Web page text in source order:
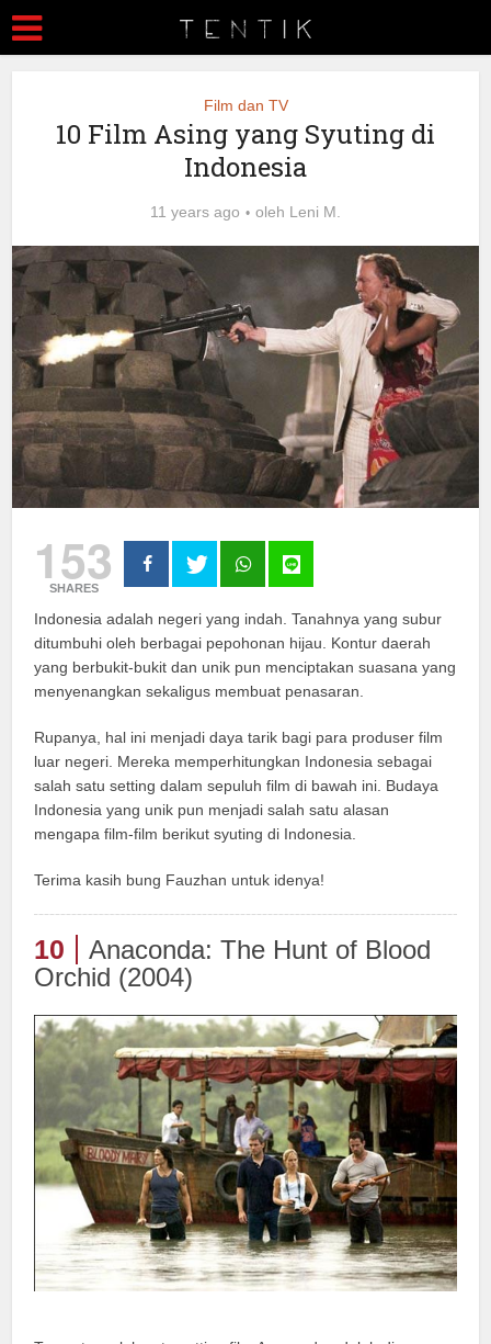
Film dan TV
10 Film Asing yang Syuting di
Indonesia
11 years ago oleh Leni M.
153
SHARES
Indonesia adalah negeri yang indah. Tanahnya yang subur
ditumbuhi oleh berbagai pepohonan hijau. Kontur daerah
yang berbukit-bukit dan unik pun menciptakan suasana yang
menyenangkan sekaligus membuat penasaran.
Rupanya, hal ini menjadi daya tarik bagi para produser film
luar negeri. Mereka memperhitungkan Indonesia sebagai
salah satu setting dalam sepuluh film di bawah ini. Budaya
Indonesia yang unik pun menjadi salah satu alasan
mengapa film-film berikut syuting di Indonesia.
Terima kasih bung Fauzhan untuk idenya!
10
Anaconda: The Hunt of Blood
Orchid (2004)